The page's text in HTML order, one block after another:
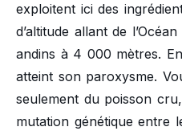
exploitent ici des
d’altitude allant de
andins à 4 000 mètres.
atteint son paroxysme.
seulement du poisson
mutation génétique entre